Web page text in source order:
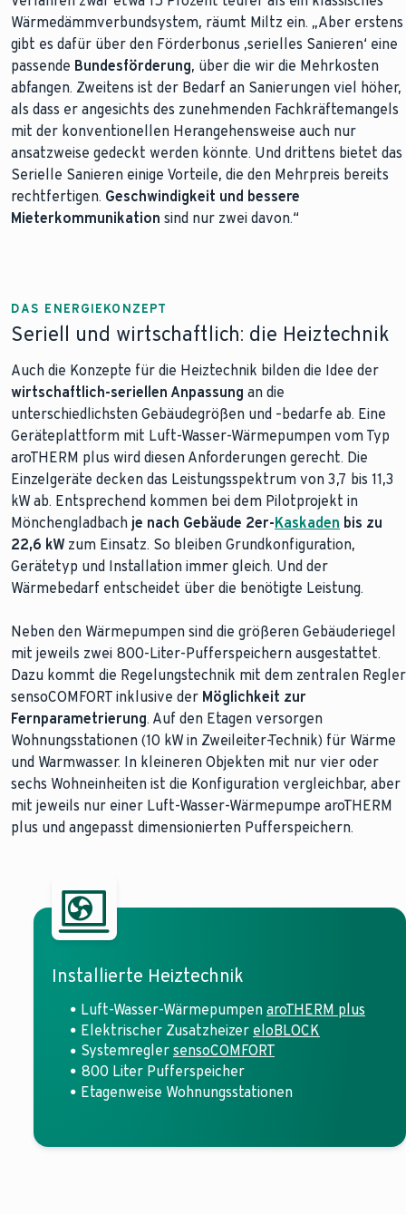
Wärmedämmverbundsystem, räumt Miltz ein. „Aber erstens
gibt es dafür über den Förderbonus ,serielles Sanieren‘ eine
passende Bundesförderung, über die wir die Mehrkosten
abfangen. Zweitens ist der Bedarf an Sanierungen viel höher,
als dass er angesichts des zunehmenden Fachkräftemangels
mit der konventionellen Herangehensweise auch nur
ansatzweise gedeckt werden könnte. Und drittens bietet das
Serielle Sanieren einige Vorteile, die den Mehrpreis bereits
rechtfertigen. Geschwindigkeit und bessere
Mieterkommunikation sind nur zwei davon.“
DAS ENERGIEKONZEPT
Seriell und wirtschaftlich: die Heiztechnik
Auch die Konzepte für die Heiztechnik bilden die Idee der
wirtschaftlich-seriellen Anpassung an die
unterschiedlichsten Gebäudegrößen und –bedarfe ab. Eine
Geräteplattform mit Luft-Wasser-Wärmepumpen vom Typ
aroTHERM plus wird diesen Anforderungen gerecht. Die
Einzelgeräte decken das Leistungsspektrum von 3,7 bis 11,3
kW ab. Entsprechend kommen bei dem Pilotprojekt in
Mönchengladbach je nach Gebäude 2er-Kaskaden bis zu
22,6 kW zum Einsatz. So bleiben Grundkonfiguration,
Gerätetyp und Installation immer gleich. Und der
Wärmebedarf entscheidet über die benötigte Leistung.
Neben den Wärmepumpen sind die größeren Gebäuderiegel
mit jeweils zwei 800-Liter-Pufferspeichern ausgestattet.
Dazu kommt die Regelungstechnik mit dem zentralen Regler
sensoCOMFORT inklusive der Möglichkeit zur
Fernparametrierung. Auf den Etagen versorgen
Wohnungsstationen (10 kW in Zweileiter-Technik) für Wärme
und Warmwasser. In kleineren Objekten mit nur vier oder
sechs Wohneinheiten ist die Konfiguration vergleichbar, aber
mit jeweils nur einer Luft-Wasser-Wärmepumpe aroTHERM
plus und angepasst dimensionierten Pufferspeichern.
Weitere Informationen finden Sie in unserem
Installierte Heiztechnik
Luft-Wasser-Wärmepumpen aroTHERM plus
Elektrischer Zusatzheizer eloBLOCK
Systemregler sensoCOMFORT
800 Liter Pufferspeicher
Etagenweise Wohnungsstationen